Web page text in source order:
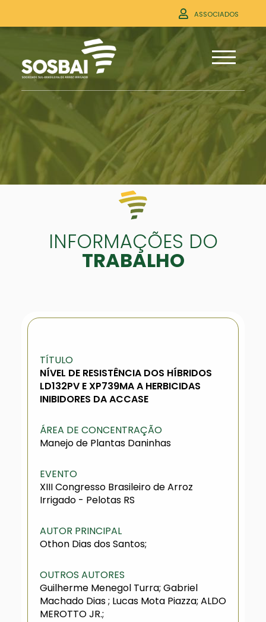
ASSOCIADOS
INFORMAÇÕES DO
TRABALHO
TÍTULO
NÍVEL DE RESISTÊNCIA DOS HÍBRIDOS
LD132PV E XP739MA A HERBICIDAS
INIBIDORES DA ACCASE
ÁREA DE CONCENTRAÇÃO
Manejo de Plantas Daninhas
EVENTO
XIII Congresso Brasileiro de Arroz
Irrigado - Pelotas RS
AUTOR PRINCIPAL
Othon Dias dos Santos;
OUTROS AUTORES
Guilherme Menegol Turra; Gabriel
Machado Dias ; Lucas Mota Piazza; ALDO
MEROTTO JR.;